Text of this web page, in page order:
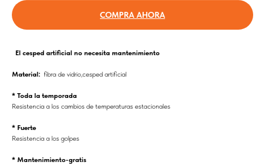
COMPRA AHORA
El cesped artificial no necesita mantenimiento
Material: fibra de vidrio,cesped artificial
* Toda la temporada
Resistencia a los cambios de temperaturas estacionales
* Fuerte
Resistencia a los golpes
* Mantenimiento-gratis